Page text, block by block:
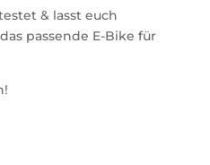
& lasst euch
passende E-Bike für